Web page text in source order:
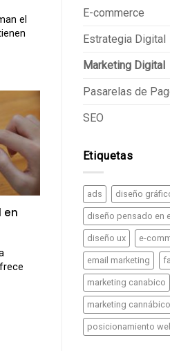
el
en
E-commerce
Estrategia Digital
Marketing Digital
Pasarelas de
SEO
Etiquetas
ads diseño
diseño pensado en
diseño ux e-
email marketing
marketing canabico
marketing cannábico
posicionamiento